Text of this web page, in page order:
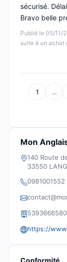
Publié le 05/11/
suite à un
sécurisé.
Bravo belle
1 …
Mon
140 Route
33550
0981001552
https://